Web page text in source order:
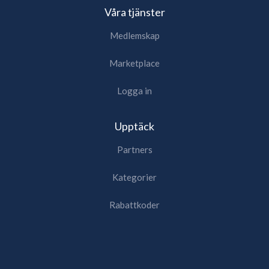
Våra tjänster
Medlemskap
Marketplace
Logga in
Upptäck
Partners
Kategorier
Rabattkoder